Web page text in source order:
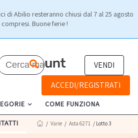
di Abilio resteranno chiusi dal 7 al 25 agosto
compresi. Buone ferie !
VENDI
ACCEDI/REGISTRATI
COME FUNZIONA
/ Varie / Asta 6271 / Lotto 3